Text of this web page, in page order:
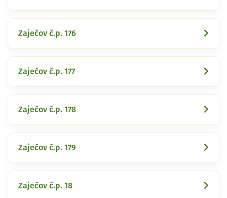
Zaječov č.p. 176
Zaječov č.p. 177
Zaječov č.p. 178
Zaječov č.p. 179
Zaječov č.p. 18